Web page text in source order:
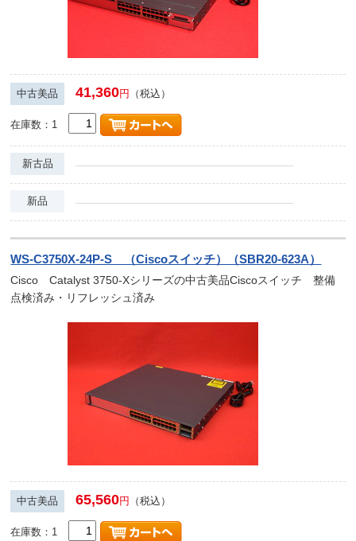
中古美品 41,360円 （税込）
在庫数：1
新古品
新品
WS-C3750X-24P-S （Ciscoスイッチ）（SBR20-623A）
Cisco Catalyst 3750-Xシリーズの中古美品Ciscoスイッチ 整備
点検済み・リフレッシュ済み
中古美品 65,560円 （税込）
在庫数：1